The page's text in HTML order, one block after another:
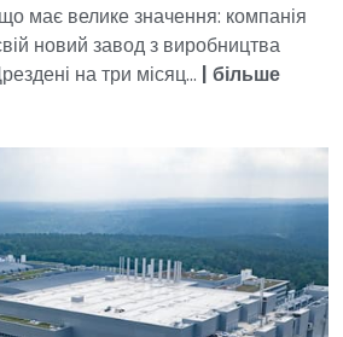
має велике значення: компанія
новий завод з виробництва
на три місяц... | більше